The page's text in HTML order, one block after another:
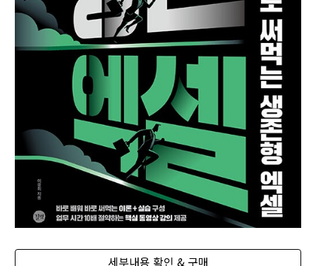
세부내용 확인 & 구매